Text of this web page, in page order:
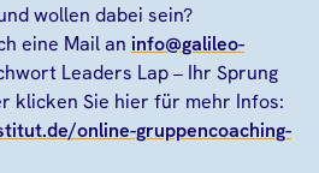
wollen dabei sein?
eine Mail an info@galileo-
Leaders Lap – Ihr Sprung
klicken Sie hier für mehr Infos:
online-gruppencoaching-